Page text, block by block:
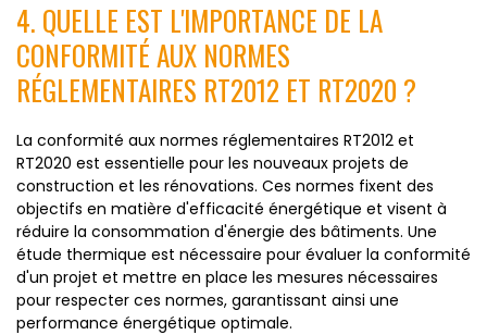
4. QUELLE EST L'IMPORTANCE DE LA
CONFORMITÉ AUX NORMES
RÉGLEMENTAIRES RT2012 ET RT2020 ?
La conformité aux normes réglementaires RT2012 et
RT2020 est essentielle pour les nouveaux projets de
construction et les rénovations. Ces normes fixent des
objectifs en matière d'efficacité énergétique et visent à
réduire la consommation d'énergie des bâtiments. Une
étude thermique est nécessaire pour évaluer la conformité
d'un projet et mettre en place les mesures nécessaires
pour respecter ces normes, garantissant ainsi une
performance énergétique optimale.